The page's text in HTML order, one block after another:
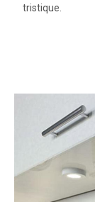
tristique.